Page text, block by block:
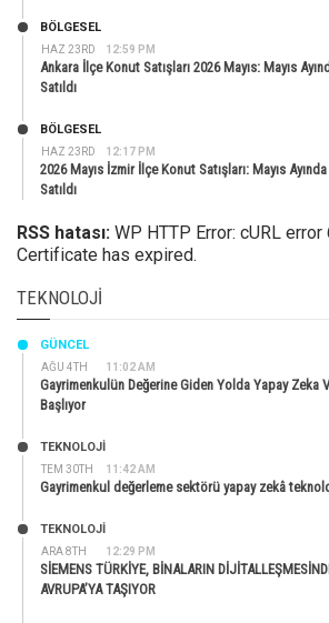
HAZ 23RD 12:59 PM
BÖLGESEL
Ankara İlçe Konut Satışları 2026 Mayıs: Mayıs
Satıldı
HAZ 23RD 12:17 PM
BÖLGESEL
2026 Mayıs İzmir İlçe Konut Satışları: Mayıs
Satıldı
RSS hatası: WP HTTP Error: cURL error
Certificate has expired.
TEKNOLOJI
AĞU 4TH 11:02 AM
GÜNCEL
Gayrimenkulün Değerine Giden Yolda Yapay Zeka
Başlıyor
TEM 30TH 11:42 AM
TEKNOLOJİ
Gayrimenkul değerleme sektörü yapay zekâ
ARA 8TH 12:29 PM
TEKNOLOJİ
SİEMENS TÜRKİYE, BİNALARIN
AVRUPA’YA TAŞIYOR